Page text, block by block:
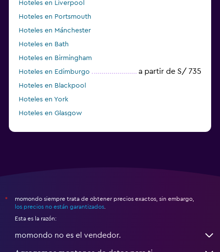
Hoteles en Liverpool
Hoteles en Portsmouth
Hoteles en Mánchester
Hoteles en Bath
Hoteles en Birmingham
Hoteles en Edimburgo
a partir de S/ 735
Hoteles en Blackpool
Hoteles en York
Hoteles en Glasgow
*
momondo siempre trata de obtener precios exactos, sin embargo,
los precios no están garantizados
Esta es la razón:
momondo no es el vendedor.